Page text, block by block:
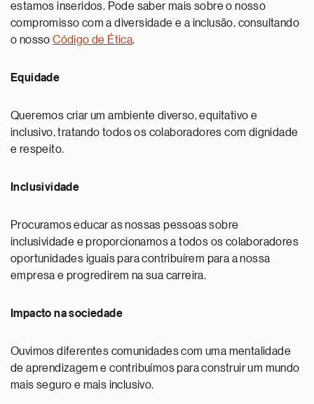
estamos inseridos. Pode saber mais sobre o nosso
compromisso com a diversidade e a inclusão, consultando
o nossoCódigo de Ética.
Equidade
Queremos criar um ambiente diverso, equitativo e
inclusivo, tratando todos os colaboradores com dignidade
e respeito.
Inclusividade
Procuramos educar as nossas pessoas sobre
inclusividade e proporcionamos a todos os colaboradores
oportunidades iguais para contribuírem para a nossa
empresa e progredirem na sua carreira.
Impacto na sociedade
Ouvimos diferentes comunidades com uma mentalidade
de aprendizagem e contribuímos para construir um mundo
mais seguro e mais inclusivo.